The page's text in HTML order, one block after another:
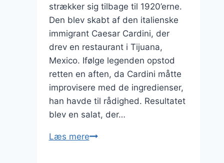
strækker sig tilbage til 1920’erne.
Den blev skabt af den italienske
immigrant Caesar Cardini, der
drev en restaurant i Tijuana,
Mexico. Ifølge legenden opstod
retten en aften, da Cardini måtte
improvisere med de ingredienser,
han havde til rådighed. Resultatet
blev en salat, der…
Læs mereCæsarsalat